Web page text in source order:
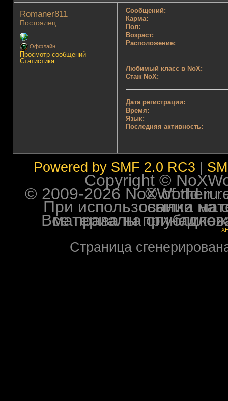
Romaner811
Постоялец
Оффлайн
Просмотр сообщений
Статистика
Сообщений:
Карма:
Пол:
Возраст:
Расположение:
Любимый класс в NoX:
Стаж NoX:
Дата регистрации:
Время:
Язык:
Последняя активность:
Powered by SMF 2.0 RC3
Copyright ©
© 2009-2026 NoXWorld.ru. All
При использовании
Все права на опубликованные на форуме
Страница